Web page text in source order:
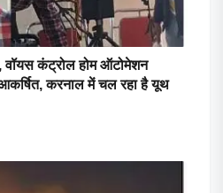
वॉयस कंट्रोल होम ऑटोमेशन
करनाल में चल रहा है यूथ